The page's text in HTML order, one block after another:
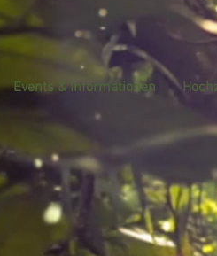
Events & Informationen